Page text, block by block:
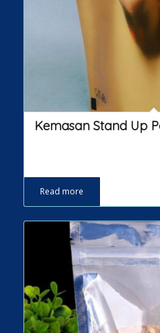
Kemasan Stand Up
Read more